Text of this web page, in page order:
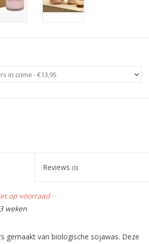
Reviews (0)
op voorraad
weken
gemaakt van biologische sojawas. Deze